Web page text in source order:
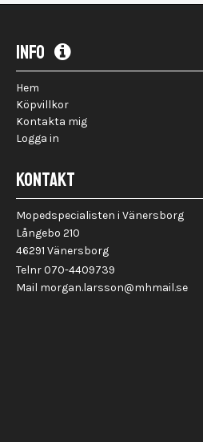
INFO
Hem
Köpvillkor
Kontakta mig
Logga in
KONTAKT
Mopedspecialisten i Vänersborg
Långebo 210
46291 Vänersborg
Telnr 070-4409739
Mail morgan.larsson@mhmail.se